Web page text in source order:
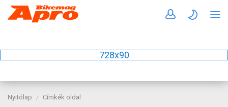
728x90
Nyitólap Címkék oldal